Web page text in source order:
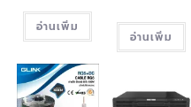
อ่านเพิ่ม
อ่านเพิ่ม